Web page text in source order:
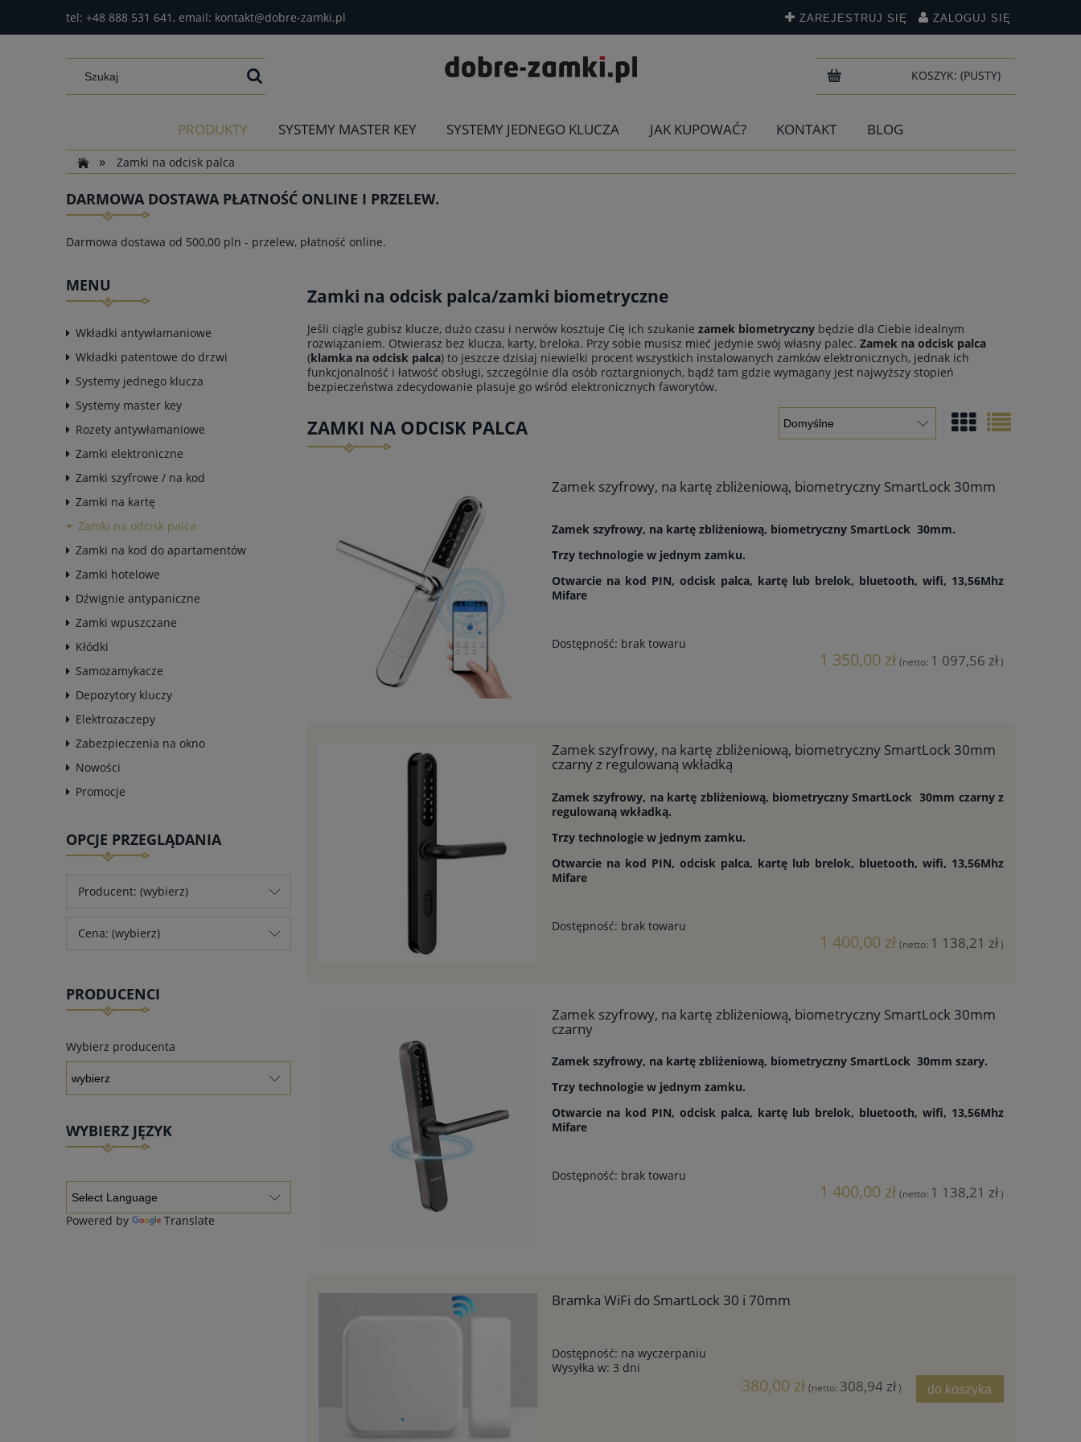
tel: +48 888 531 641 , email: kontakt@dobre-zamki.pl ZAREJESTRUJ SIĘ ZALOGUJ SIĘ
KOSZYK: (PUSTY)
PRODUKTY SYSTEMY MASTER KEY SYSTEMY JEDNEGO KLUCZA JAK KUPOWAĆ? KONTAKT
BLOG
»
Zamki na odcisk palca
DARMOWA DOSTAWA PŁATNOŚĆ ONLINE I PRZELEW.
Darmowa dostawa od 500,00 pln - przelew, płatność online.
MENU
Wkładki antywłamaniowe
Wkładki patentowe do drzwi
Systemy jednego klucza
Systemy master key
Rozety antywłamaniowe
Zamki elektroniczne
Zamki szyfrowe / na kod
Zamki na kartę
Zamki na odcisk palca
Zamki na kod do apartamentów
Zamki hotelowe
Dźwignie antypaniczne
Zamki wpuszczane
Kłódki
Samozamykacze
Depozytory kluczy
Elektrozaczepy
Zabezpieczenia na okno
Nowości
Promocje
OPCJE PRZEGLĄDANIA
Producent: (wybierz)
Cena: (wybierz)
PRODUCENCI
Wybierz producenta
WYBIERZ JĘZYK
Powered by Translate
Zamki na odcisk palca/zamki biometryczne
Jeśli ciągle gubisz klucze, dużo czasu i nerwów kosztuje Cię ich szukanie zamek biometryczny będzie dla Ciebie idealnym
rozwiązaniem. Otwierasz bez klucza, karty, breloka. Przy sobie musisz mieć jedynie swój własny palec. Zamek na odcisk palca
(klamka na odcisk palca) to jeszcze dzisiaj niewielki procent wszystkich instalowanych zamków elektronicznych, jednak ich
funkcjonalność i łatwość obsługi, szczególnie dla osób roztargnionych, bądź tam gdzie wymagany jest najwyższy stopień
bezpieczeństwa zdecydowanie plasuje go wśród elektronicznych faworytów.
ZAMKI NA ODCISK PALCA
Zamek szyfrowy, na kartę zbliżeniową, biometryczny SmartLock 30mm
Zamek szyfrowy, na kartę zbliżeniową, biometryczny SmartLock 30mm.
Trzy technologie w jednym zamku.
Otwarcie na kod PIN, odcisk palca, kartę lub brelok, bluetooth, wifi, 13,56Mhz
Mifare
Dostępność: brak towaru
1 350,00 zł (netto: 1 097,56 zł)
Zamek szyfrowy, na kartę zbliżeniową, biometryczny SmartLock 30mm
czarny z regulowaną wkładką
Zamek szyfrowy, na kartę zbliżeniową, biometryczny SmartLock 30mm czarny z
regulowaną wkładką.
Trzy technologie w jednym zamku.
Otwarcie na kod PIN, odcisk palca, kartę lub brelok, bluetooth, wifi, 13,56Mhz
Mifare
Dostępność: brak towaru
1 400,00 zł (netto: 1 138,21 zł)
Zamek szyfrowy, na kartę zbliżeniową, biometryczny SmartLock 30mm
czarny
Zamek szyfrowy, na kartę zbliżeniową, biometryczny SmartLock 30mm szary.
Trzy technologie w jednym zamku.
Otwarcie na kod PIN, odcisk palca, kartę lub brelok, bluetooth, wifi, 13,56Mhz
Mifare
Dostępność: brak towaru
1 400,00 zł (netto: 1 138,21 zł)
Bramka WiFi do SmartLock 30 i 70mm
Dostępność: na wyczerpaniu
Wysyłka w: 3 dni
380,00 zł (netto: 308,94 zł) do koszyka